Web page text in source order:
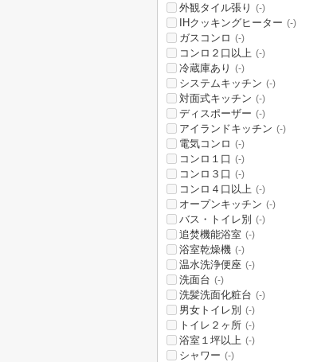
外観タイル張り (-)
IHクッキングヒーター (-)
ガスコンロ (-)
コンロ２口以上 (-)
冷蔵庫あり (-)
システムキッチン (-)
対面式キッチン (-)
ディスポーザー (-)
アイランドキッチン (-)
電気コンロ (-)
コンロ１口 (-)
コンロ３口 (-)
コンロ４口以上 (-)
オープンキッチン (-)
バス・トイレ別 (-)
追焚機能浴室 (-)
浴室乾燥機 (-)
温水洗浄便座 (-)
洗面台 (-)
洗髪洗面化粧台 (-)
男女トイレ別 (-)
トイレ２ヶ所 (-)
浴室１坪以上 (-)
シャワー (-)